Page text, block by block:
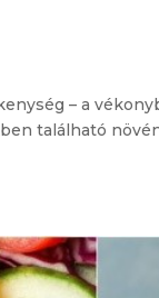
– a
található